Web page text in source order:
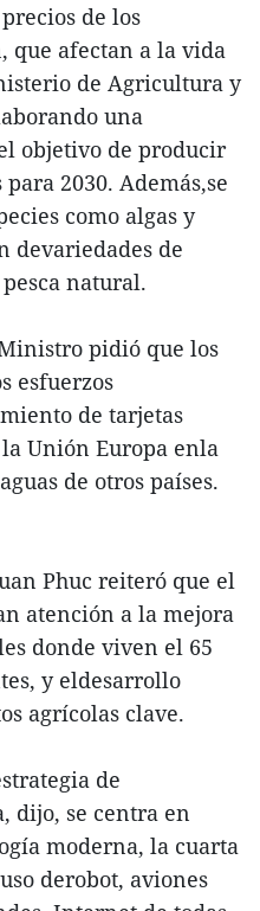
de los
que afectan a la vida
de Agricultura y
una
objetivo de producir
2030. Además,se
como algas y
devariedades de
natural.
pidió que los
esfuerzos
de tarjetas
Unión Europa enla
de otros países.
Phuc reiteró que el
atención a la mejora
donde viven el 65
y eldesarrollo
agrícolas clave.
de
dijo, se centra en
moderna, la cuarta
derobot, aviones